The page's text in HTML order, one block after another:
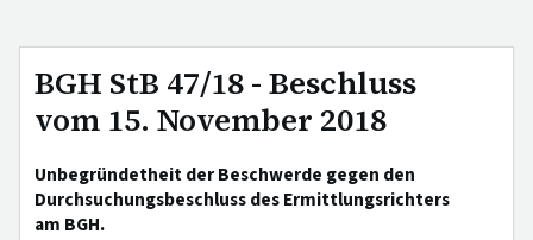
BGH StB 47/18 - Beschluss
vom 15. November 2018
Unbegründetheit der Beschwerde gegen den
Durchsuchungsbeschluss des Ermittlungsrichters
am BGH.